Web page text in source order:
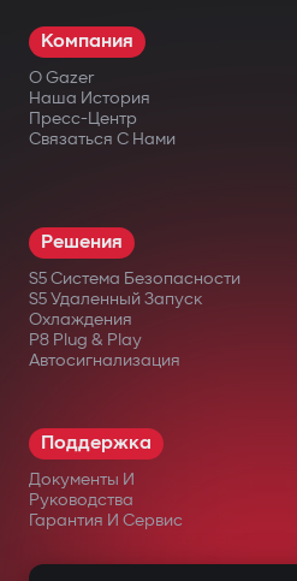
Компания
О Gazer
Наша История
Пресс-Центр
Связаться С Нами
Решения
S5 Система Безопасности
S5 Удаленный Запуск
Охлаждения
P8 Plug & Play
Автосигнализация
Поддержка
Документы И
Руководства
Гарантия И Сервис